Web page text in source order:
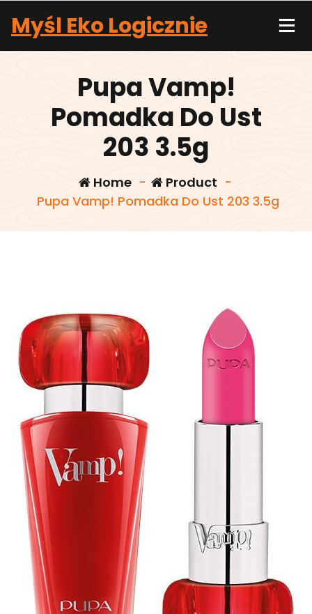
content
Myśl Eko Logicznie
Pupa Vamp!
Pomadka Do Ust
203 3.5g
Home- Product -
Pupa Vamp! Pomadka Do Ust 203 3.5g